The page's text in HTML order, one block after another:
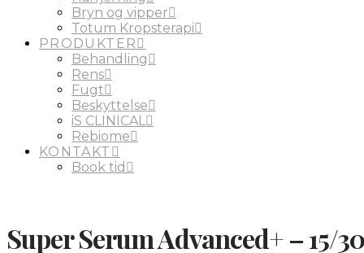
Bryn og vipper
Totum Kropsterapi
PRODUKTER
Behandling
Rens
Fugt
Beskyttelse
iS CLINICAL
Rebiome
KONTAKT
Book tid
Super Serum Advanced+ – 15/